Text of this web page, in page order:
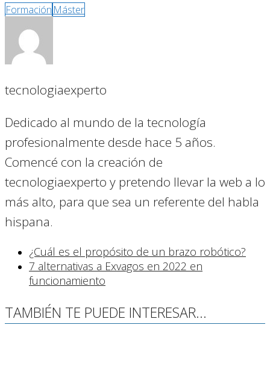
Formación Máster
tecnologiaexperto
Dedicado al mundo de la tecnología
profesionalmente desde hace 5 años.
Comencé con la creación de
tecnologiaexperto y pretendo llevar la web a lo
más alto, para que sea un referente del habla
hispana.
¿Cuál es el propósito de un brazo robótico?
7 alternativas a Exvagos en 2022 en
funcionamiento
TAMBIÉN TE PUEDE INTERESAR...